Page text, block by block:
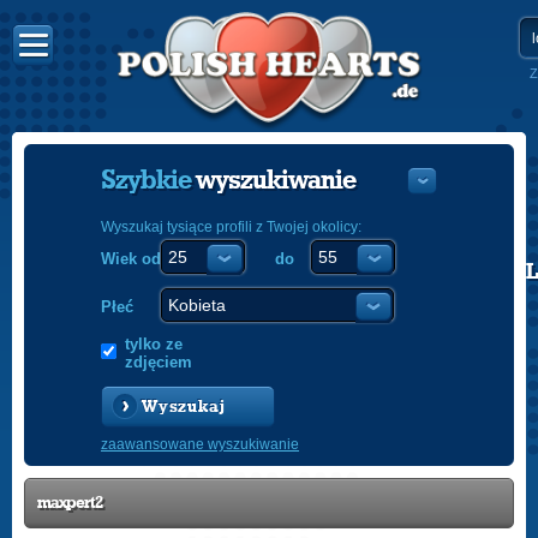
POLISH
Szybkiewyszukiwanie
Wyszukaj tysiące profili z Twojej okolicy:
Wiek od do
Płeć
tylko ze
zdjęciem
Wyszukaj
zaawansowane wyszukiwanie
maxpert2